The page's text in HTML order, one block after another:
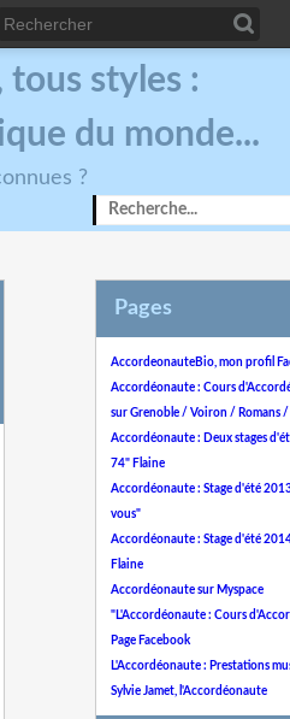
tous styles :
du monde...
?
Pages
AccordeonauteBio, mon profil
Accordéonaute : Cours
sur Grenoble / Voiron / Romans /
Accordéonaute : Deux stages
74" Flaine
Accordéonaute : Stage d'été
vous"
Accordéonaute : Stage d'été
Flaine
Accordéonaute sur Myspace
"L'Accordéonaute : Cours
Page Facebook
L'Accordéonaute : Prestations
Sylvie Jamet, l'Accordéonaute